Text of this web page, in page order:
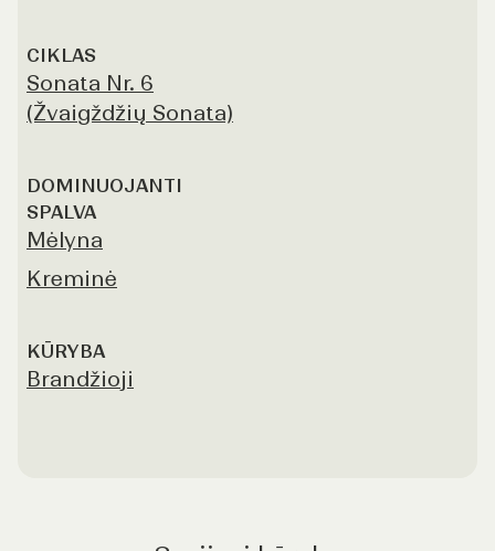
CIKLAS
Sonata Nr. 6
(Žvaigždžių Sonata)
DOMINUOJANTI
SPALVA
Mėlyna
Kreminė
KŪRYBA
Brandžioji